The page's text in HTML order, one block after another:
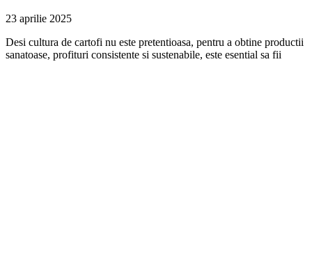
23 aprilie 2025
Desi cultura de cartofi nu este pretentioasa, pentru a obtine productii
sanatoase, profituri consistente si sustenabile, este esential sa fii